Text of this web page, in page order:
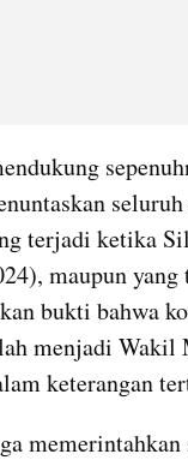
terjadi ketika
maupun
bukti bahwa
menjadi Wakil
keterangan